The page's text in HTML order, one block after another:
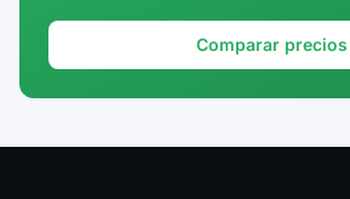
Comparar precios